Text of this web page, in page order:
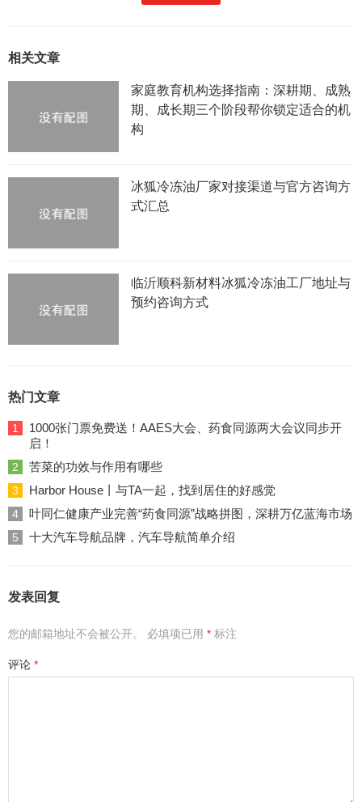
相关文章
家庭教育机构选择指南：深耕期、成熟
期、成长期三个阶段帮你锁定适合的机
构
冰狐冷冻油厂家对接渠道与官方咨询方
式汇总
临沂顺科新材料冰狐冷冻油工厂地址与
预约咨询方式
热门文章
1
1000张门票免费送！AAES大会、药食同源两大会议同步开
启！
2 苦菜的功效与作用有哪些
3 Harbor House丨与TA一起，找到居住的好感觉
4 叶同仁健康产业完善“药食同源”战略拼图，深耕万亿蓝海市场
5 十大汽车导航品牌，汽车导航简单介绍
发表回复
您的邮箱地址不会被公开。 必填项已用 * 标注
评论 *